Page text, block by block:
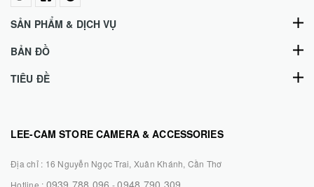
SẢN PHẨM & DỊCH VỤ
Hotline : 0939.788.096-0948.790.309